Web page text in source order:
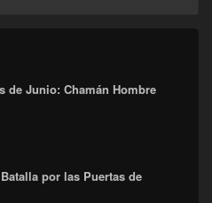
de Junio: Chamán Hombre
por las Puertas de